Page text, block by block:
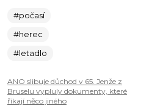
#počasí
#herec
#letadlo
ANO slibuje důchod v 65. Jenže z
Bruselu vypluly dokumenty, které
říkají něco jiného